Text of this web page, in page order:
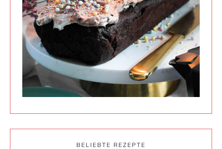
BELIEBTE REZEPTE